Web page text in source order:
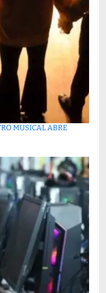
MUSICAL ABRE